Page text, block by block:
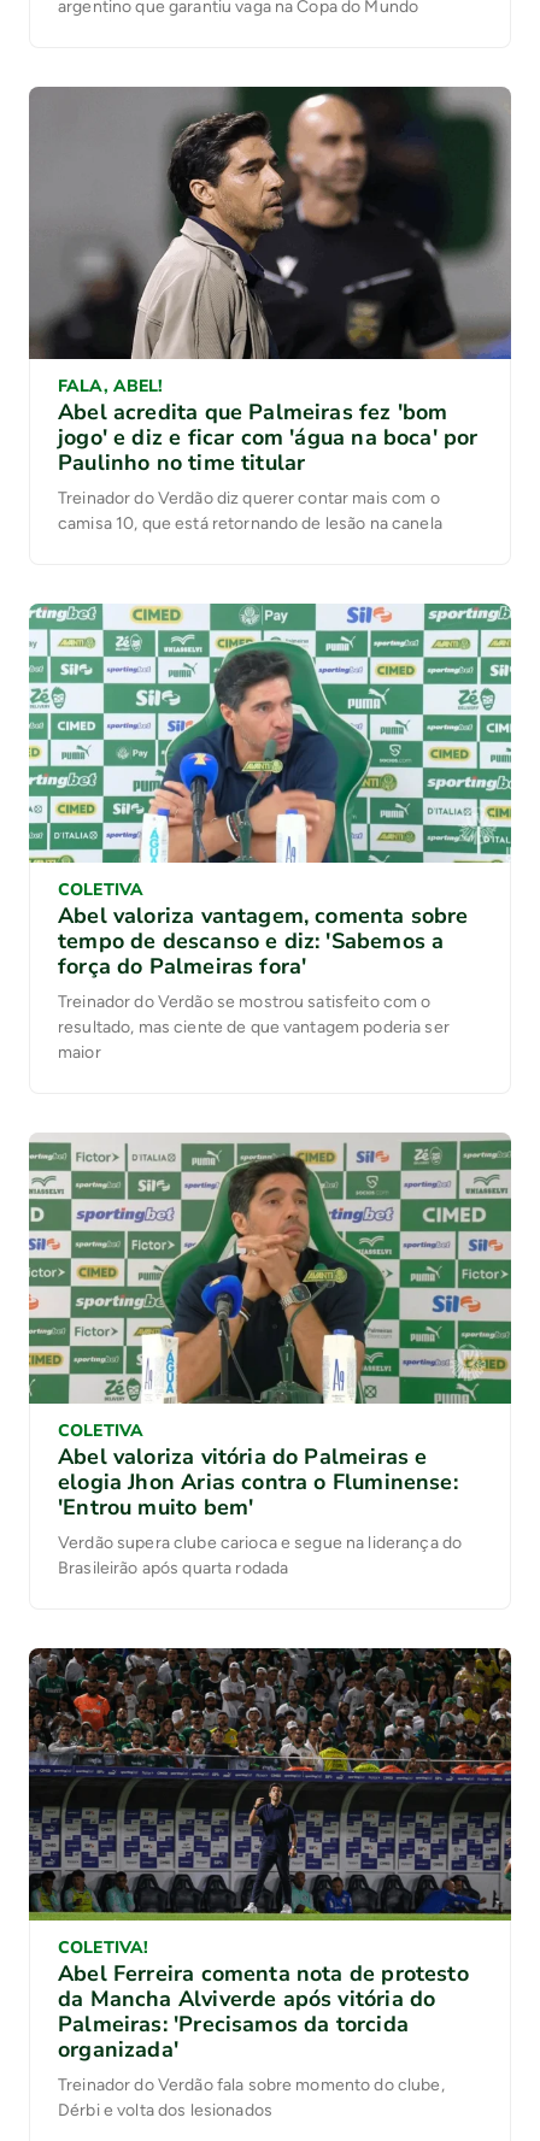
argentino que garantiu vaga na Copa do Mundo
FALA, ABEL!
Abel acredita que Palmeiras fez 'bom
jogo' e diz e ficar com 'água na boca' por
Paulinho no time titular
Treinador do Verdão diz querer contar mais com o
camisa 10, que está retornando de lesão na canela
COLETIVA
Abel valoriza vantagem, comenta sobre
tempo de descanso e diz: 'Sabemos a
força do Palmeiras fora'
Treinador do Verdão se mostrou satisfeito com o
resultado, mas ciente de que vantagem poderia ser
maior
COLETIVA
Abel valoriza vitória do Palmeiras e
elogia Jhon Arias contra o Fluminense:
'Entrou muito bem'
Verdão supera clube carioca e segue na liderança do
Brasileirão após quarta rodada
COLETIVA!
Abel Ferreira comenta nota de protesto
da Mancha Alviverde após vitória do
Palmeiras: 'Precisamos da torcida
organizada'
Treinador do Verdão fala sobre momento do clube,
Dérbi e volta dos lesionados